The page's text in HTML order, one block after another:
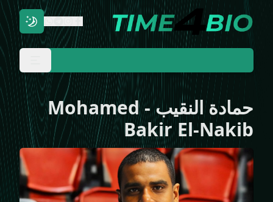
حمادة النقيب-
Mohamed
Bakir El-Nakib